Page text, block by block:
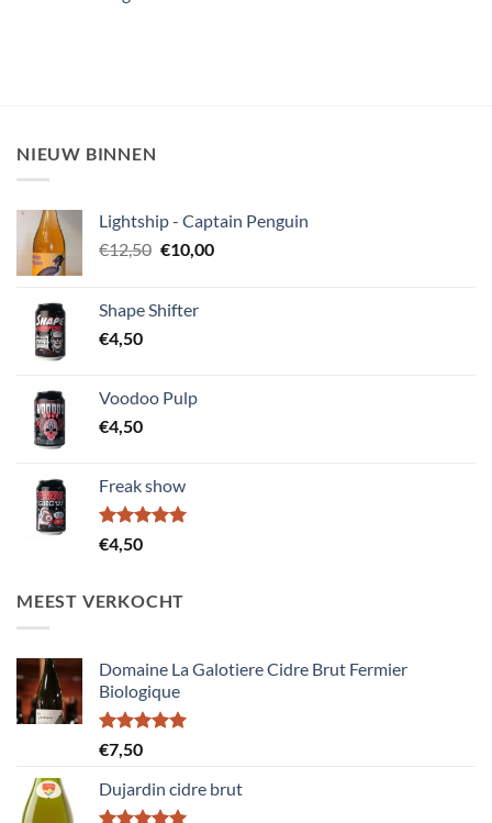
NIEUW BINNEN
Lightship - Captain Penguin
€12,50 Oorspronkelijke
€12,50.
€10,00Huidige
Shape Shifter
€4,50
Voodoo Pulp
€4,50
Freak show
Gewaardeerd
5.00
€4,50
MEEST VERKOCHT
Domaine La Galotiere Cidre Brut Fermier
Biologique
Gewaardeerd
5.00
€7,50
Dujardin cidre brut